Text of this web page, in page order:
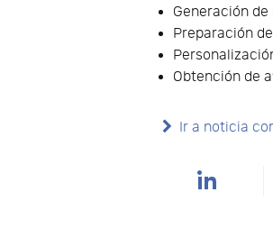
Generación
Preparación
Obtención de
Ir a noticia